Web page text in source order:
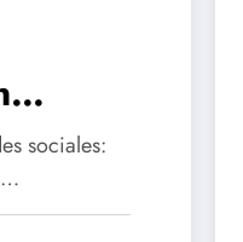
están
sociales: